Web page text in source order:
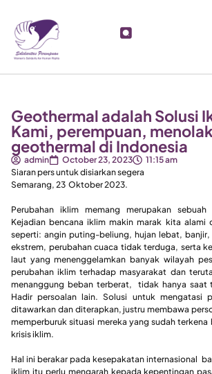
Geothermal adalah Solusi
Kami, perempuan, menolak
geothermal di Indonesia
admin October 23, 2023
11:15 am
Siaran pers untuk disiarkan segera
Semarang, 23 Oktober 2023.
Perubahan iklim memang merupakan
Kejadian bencana iklim makin marak kita alami
seperti: angin puting-beliung, hujan lebat,
ekstrem, perubahan cuaca tidak terduga, serta
laut yang menenggelamkan banyak wilayah
perubahan iklim terhadap masyarakat dan
menanggung beban terberat, tidak hanya saat
Hadir persoalan lain. Solusi untuk mengatasi
ditawarkan dan diterapkan, justru membawa
memperburuk situasi mereka yang sudah terkena
krisis iklim.
Hal ini berakar pada kesepakatan internasional
iklim itu perlu mengarah kepada kepentingan